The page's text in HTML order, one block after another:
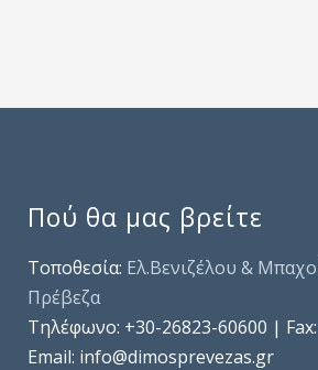
Πού θα μας βρείτε
Τοποθεσία: Ελ.Βενιζέλου &
Πρέβεζα
Τηλέφωνo: +30-26823-60600 |
Email: info@dimosprevezas.gr